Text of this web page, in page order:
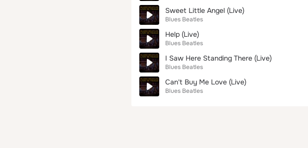
Sweet Little Angel (Live)
Blues Beatles
Help (Live)
Blues Beatles
I Saw Here Standing There (Live)
Blues Beatles
Can't Buy Me Love (Live)
Blues Beatles